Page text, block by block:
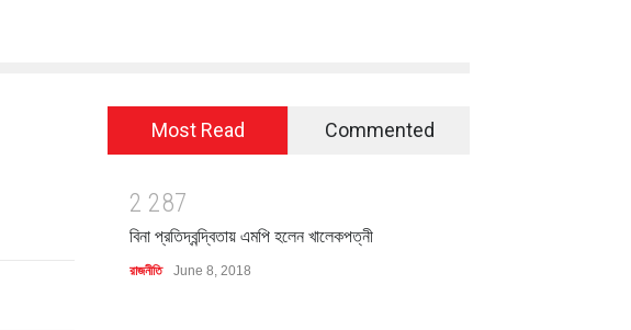
Most Read Commented
2 287
বিনা প্রতিদ্বন্দ্বিতায় এমপি হলেন খালেকপত্নী
রাজনীতি June 8, 2018